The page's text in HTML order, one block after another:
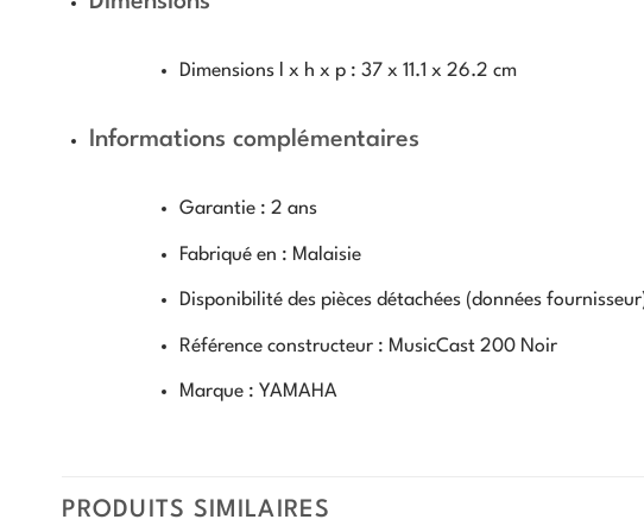
Dimensions l x h x p : 37 x 11.1 x 26.2 cm
Informations complémentaires
Garantie : 2 ans
Fabriqué en : Malaisie
Disponibilité des pièces détachées (données
Référence constructeur : MusicCast 200 Noir
Marque : YAMAHA
PRODUITS SIMILAIRES